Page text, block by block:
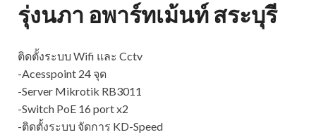
รุ่งนภา อพาร์ทเม้นท์ สระบุรี
ติดตั้งระบบ Wifi และ Cctv
-Acesspoint 24 จุด
-Server Mikrotik RB3011
-Switch PoE 16 port x2
-ติดตั้งระบบ จัดการ KD-Speed